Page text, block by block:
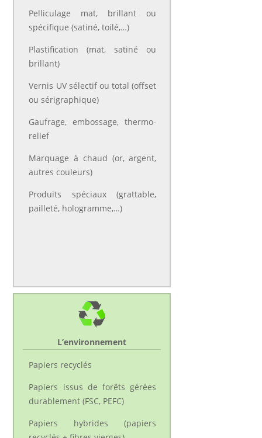
Pelliculage mat, brillant ou
spécifique (satiné, toilé,…)
Plastification (mat, satiné ou
brillant)
Vernis UV sélectif ou total (offset
ou sérigraphique)
Gaufrage, embossage, thermo-
relief
Marquage à chaud (or, argent,
autres couleurs)
Produits spéciaux (grattable,
pailleté, hologramme,…)
L’environnement
Papiers recyclés
Papiers issus de forêts gérées
durablement (FSC, PEFC)
Papiers hybrides (papiers